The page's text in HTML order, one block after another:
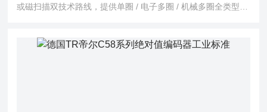
或磁扫描双技术路线，提供单圈 / 电子多圈 / 机械多圈全类型选